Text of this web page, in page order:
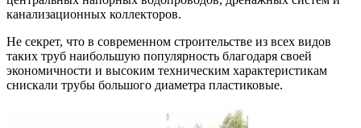
канализационных коллекторов.
Не секрет, что в современном строительстве из всех видов
таких труб наибольшую популярность благодаря своей
экономичности и высоким техническим характеристикам
снискали трубы большого диаметра пластиковые.